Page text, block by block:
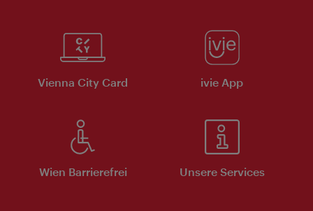
Vienna City Card ivie App
Wien Barrierefrei Unsere Services